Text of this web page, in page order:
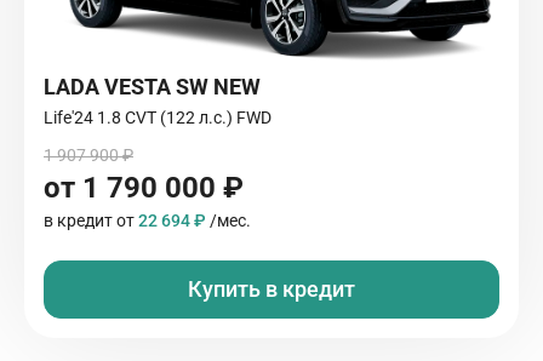
LADA VESTA SW NEW
Life'24 1.8 CVT (122 л.с.) FWD
1 907 900 ₽
от 1 790 000 ₽
в кредит от22 694 ₽ /мес.
Купить в кредит